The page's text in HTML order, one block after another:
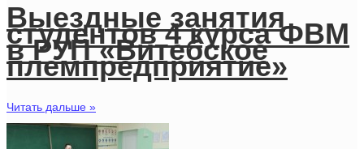
Выездные занятия
студентов 4 курса ФВМ
в РУП «Витебское
племпредприятие»
Читать дальше »